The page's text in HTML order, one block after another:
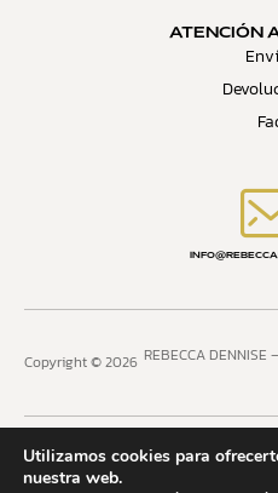
ATENCIÓN
Copyright © 2026 REBECCA DENNISE
Utilizamos cookies para
nuestra web.